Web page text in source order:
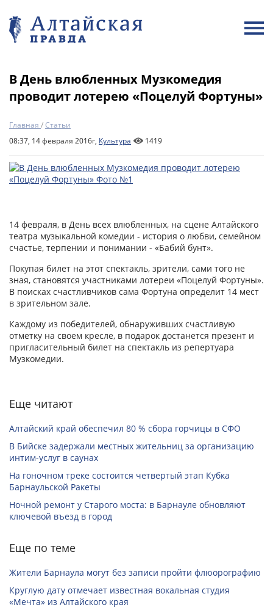
В День влюбленных Музкомедия
проводит лотерею «Поцелуй Фортуны»
Главная /Статьи
08:37, 14 февраля 2016г, Культура 1419
14 февраля, в День всех влюбленных, на сцене Алтайского
театра музыкальной комедии - история о любви, семейном
счастье, терпении и понимании - «Бабий бунт».
Покупая билет на этот спектакль, зрители, сами того не
зная, становятся участниками лотереи «Поцелуй Фортуны».
В поисках счастливчиков сама Фортуна определит 14 мест
в зрительном зале.
Каждому из победителей, обнаруживших счастливую
отметку на своем кресле, в подарок достанется презент и
пригласительный билет на спектакль из репертуара
Музкомедии.
Еще читают
Алтайский край обеспечил 80 % сбора горчицы в СФО
В Бийске задержали местных жительниц за организацию
интим-услуг в саунах
На гоночном треке состоится четвертый этап Кубка
Барнаульской Ракеты
Ночной ремонт у Старого моста: в Барнауле обновляют
ключевой въезд в город
Еще по теме
Жители Барнаула могут без записи пройти флюорографию
Круглую дату отмечает известная вокальная студия
«Мечта» из Алтайского края